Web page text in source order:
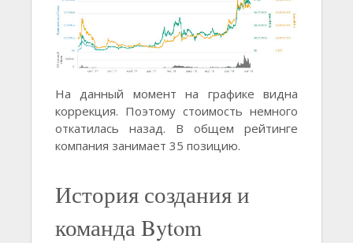
На данный момент на графике видна
коррекция. Поэтому стоимость немного
откатилась назад. В общем рейтинге
компания занимает 35 позицию.
История создания и
команда Bytom